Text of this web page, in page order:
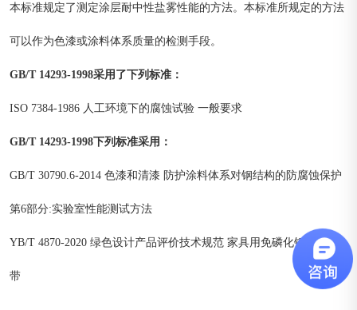
本标准规定了测定涂层耐中性盐雾性能的方法。本标准所规定的方法
可以作为色漆或涂料体系质量的检测手段。
GB/T 14293-1998采用了下列标准：
ISO 7384-1986 人工环境下的腐蚀试验 一般要求
GB/T 14293-1998下列标准采用：
GB/T 30790.6-2014 色漆和清漆 防护涂料体系对钢结构的防腐蚀保护
第6部分:实验室性能测试方法
YB/T 4870-2020 绿色设计产品评价技术规范 家具用免磷化钢板及钢
带